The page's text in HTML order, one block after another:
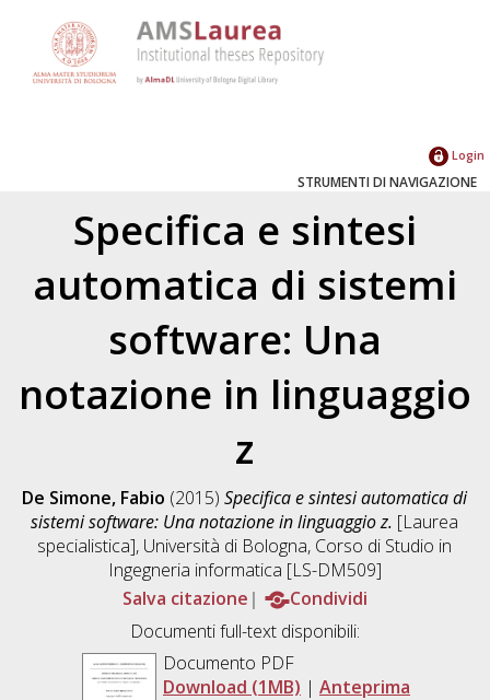
Login
STRUMENTI DI NAVIGAZIONE
Specifica e sintesi
automatica di sistemi
software: Una
notazione in linguaggio
z
De Simone, Fabio (2015)Specifica e sintesi automatica di
sistemi software: Una notazione in linguaggio z. [Laurea
specialistica], Università di Bologna, Corso di Studio in
Ingegneria informatica [LS-DM509]
Salva citazione
Condividi
Documenti full-text disponibili:
Documento PDF
Download (1MB) | Anteprima